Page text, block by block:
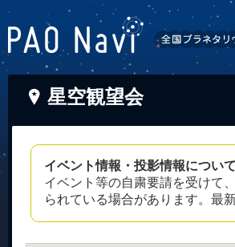
星空観望会
イベント情報・投影情報について
イベント等の自粛要請を受けて
られている場合があります。最